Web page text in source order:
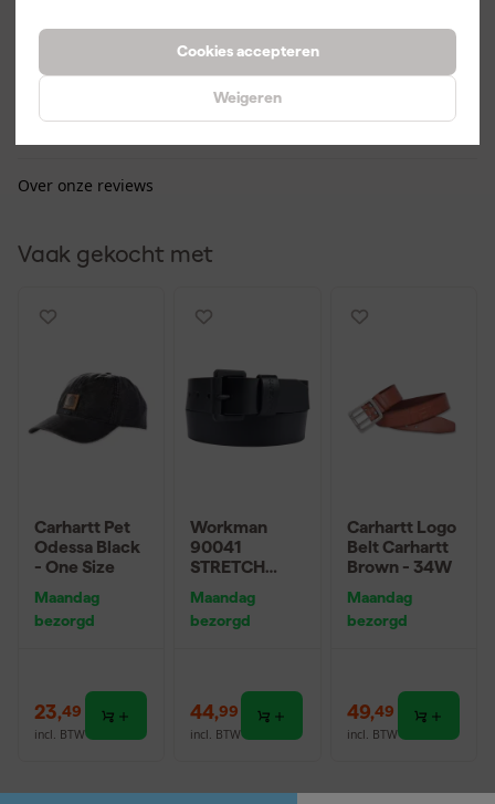
Cookies accepteren
Weigeren
geverifieerd
Perfect werk shorts en best style vol ook
Over onze reviews
Vaak gekocht met
Carhartt Pet
Odessa Black
- One Size
Maandag
bezorgd
23,49
incl. BTW
Workman
90041
STRETCH
Werkbroek
Dames - Wit /
Maandag
bezorgd
44,99
incl. BTW
Carhartt Logo
Belt Carhartt
Brown - 34W
Maandag
bezorgd
49,49
incl. BTW